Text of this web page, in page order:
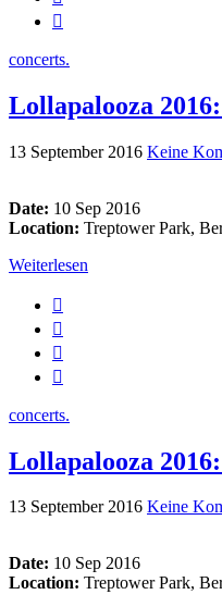
concerts.
Lollapalooza
13 September 2016 Keine
Date: 10 Sep 2016
Location: Treptower Park,
Weiterlesen
concerts.
Lollapalooza
13 September 2016 Keine
Date: 10 Sep 2016
Location: Treptower Park,